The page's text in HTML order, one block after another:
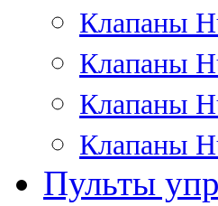
Клапаны
Клапаны
Клапаны
Клапаны
Пульты